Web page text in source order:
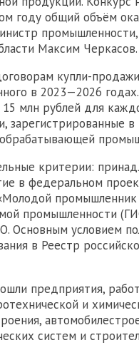
году общий объём
Максим Черкасов.
купли-
в 2023—2026
млн рублей для
зарегистрированные
критерии:
в федеральном
промышленник
промышленности
Основным условием
в Реестр
предприятия,
и
систем и